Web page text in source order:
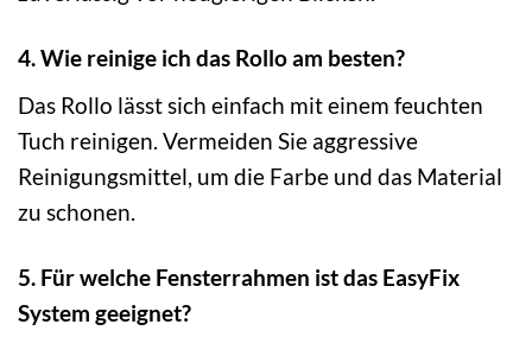
4. Wie reinige ich das Rollo am besten?
Das Rollo lässt sich einfach mit einem feuchten
Tuch reinigen. Vermeiden Sie aggressive
Reinigungsmittel, um die Farbe und das Material
zu schonen.
5. Für welche Fensterrahmen ist das EasyFix
System geeignet?